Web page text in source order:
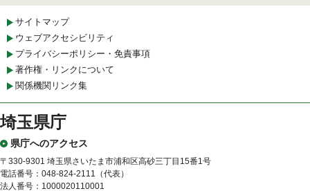
サイトマップ
ウェブアクセシビリティ
プライバシーポリシー・免責事項
著作権・リンクについて
関係機関リンク集
埼玉県庁
県庁へのアクセス
〒330-9301 埼玉県さいたま市浦和区高砂三丁目15番1号
電話番号：048-824-2111（代表）
法人番号：1000020110001